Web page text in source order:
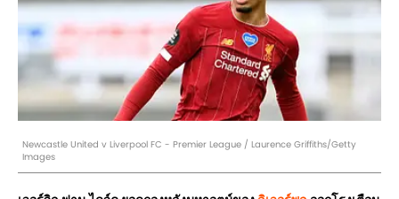
Newcastle United v Liverpool FC - Premier League / Laurence Griffiths/Getty
Images